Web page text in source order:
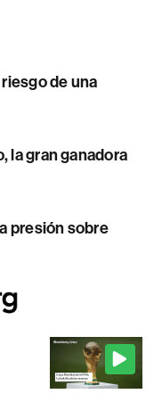
de una
la gran ganadora
presión sobre